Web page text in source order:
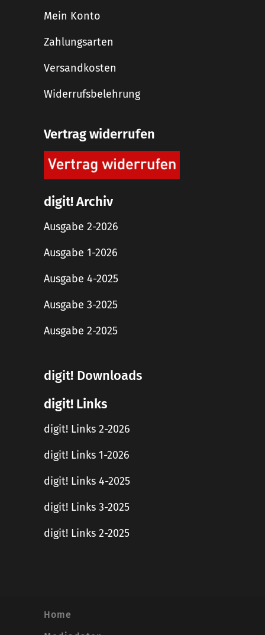
Mein Konto
Zahlungsarten
Versandkosten
Widerrufsbelehrung
Vertrag widerrufen
digit! Archiv
Ausgabe 2-2026
Ausgabe 1-2026
Ausgabe 4-2025
Ausgabe 3-2025
Ausgabe 2-2025
digit! Downloads
digit! Links
digit! Links 2-2026
digit! Links 1-2026
digit! Links 4-2025
digit! Links 3-2025
digit! Links 2-2025
Home